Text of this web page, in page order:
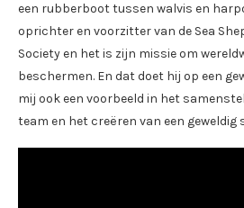
een rubberboot tussen walvis en
oprichter en voorzitter van de Sea
Society en het is zijn missie om
beschermen. En dat doet hij op een
mij ook een voorbeeld in het
team en het creëren van een geweldig